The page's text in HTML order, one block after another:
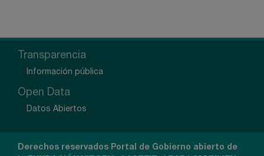
Transparencia
Información pública
Open Data
Datos Abiertos
Derechos reservados Portal de Gobierno abierto de